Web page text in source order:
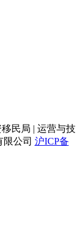
民局 | 运营与技
公司 沪ICP备